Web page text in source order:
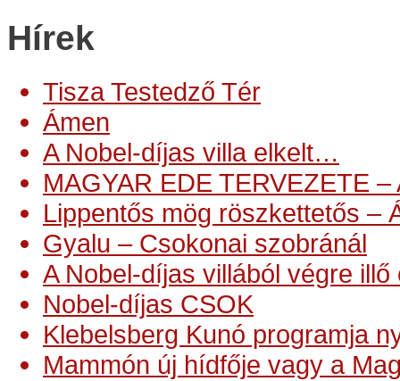
Hírek
Tisza Testedző Tér
Ámen
A Nobel-díjas villa elkelt…
MAGYAR EDE TERVEZETE
Lippentős mög röszkettetős –
Gyalu – Csokonai szobránál
A Nobel-díjas villából végre
Nobel-díjas CSOK
Klebelsberg Kunó programja
Mammón új hídfője vagy a